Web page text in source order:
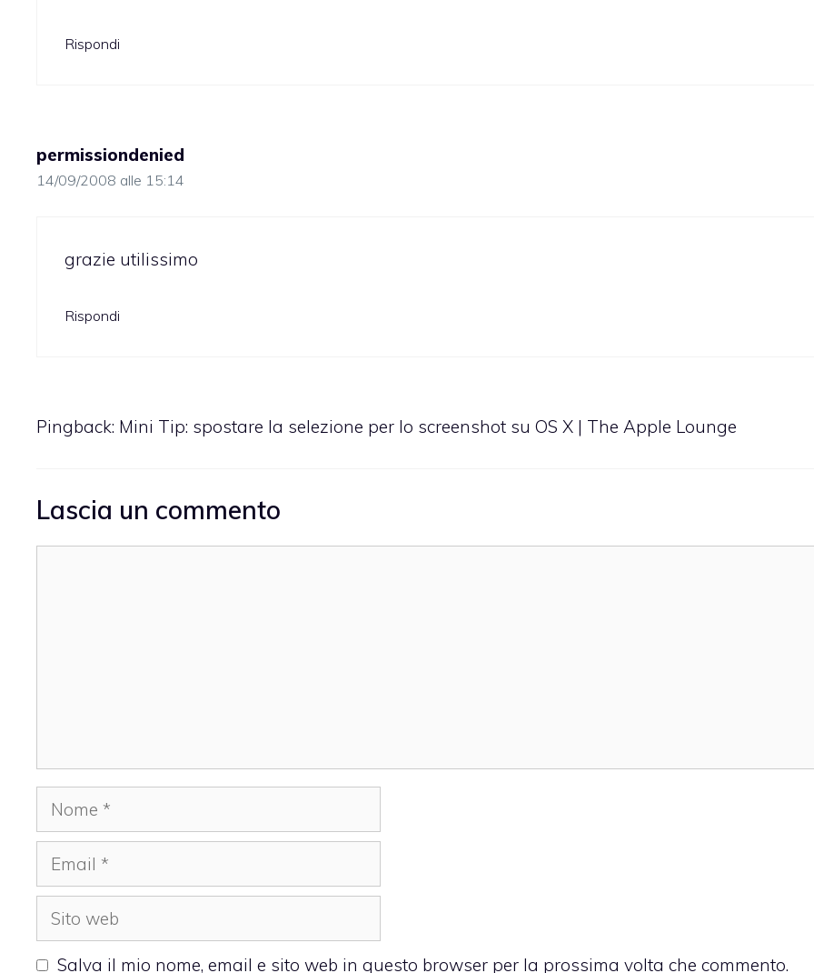
Rispondi
permissiondenied
14/09/2008 alle 15:14
grazie utilissimo
Rispondi
Pingback: Mini Tip: spostare la selezione per lo screenshot su OS X | The Apple Lounge
Lascia un commento
Nome
Email
Sito
web
Salva il mio nome, email e sito web in questo browser per la prossima volta che commento.